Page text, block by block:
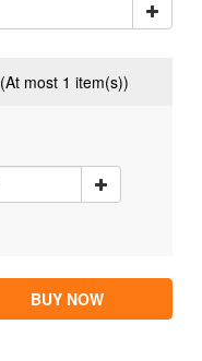
(At most 1 item(s))
BUY NOW